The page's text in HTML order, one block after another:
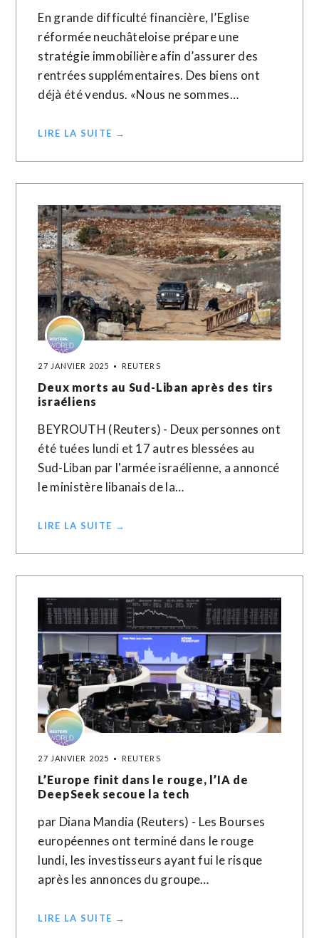
En grande difficulté financière, l’Eglise
réformée neuchâteloise prépare une
stratégie immobilière afin d’assurer des
rentrées supplémentaires. Des biens ont
déjà été vendus. «Nous ne sommes…
LIRE LA SUITE →
27 JANVIER 2025 REUTERS
Deux morts au Sud-Liban après des tirs
israéliens
BEYROUTH (Reuters) - Deux personnes ont
été tuées lundi et 17 autres blessées au
Sud-Liban par l'armée israélienne, a annoncé
le ministère libanais de la…
LIRE LA SUITE →
27 JANVIER 2025 REUTERS
L’Europe finit dans le rouge, l’IA de
DeepSeek secoue la tech
par Diana Mandia (Reuters) - Les Bourses
européennes ont terminé dans le rouge
lundi, les investisseurs ayant fui le risque
après les annonces du groupe…
LIRE LA SUITE →